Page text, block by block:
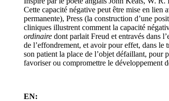
Cette capacité négative peut être mise en lien
permanente), Press (la construction d’une
cliniques illustrent comment la capacité
ordinaire dont parlait Freud et entravés dans
de l’effondrement, et avoir pour effet, dans le
son patient la place de l’objet défaillant, pour
favoriser ou compromettre le développement
EN: